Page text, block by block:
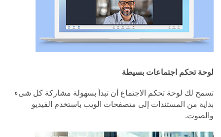
لوحة تحكم اجتماعات بسيطة
تسمح لك لوحة تحكم الاجتماع أن تبدأ بسهولة مشاركة كل شىء
بداية من المستندات إلى متصفحات الويب باستخدم الفيديو
والصوت.